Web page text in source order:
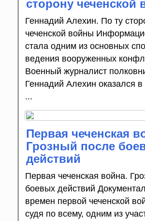
сторону чеченской
Геннадий Алехин. По ту
чеченской войны
стала одним из основных
ведения вооруженных
Военный журналист
Геннадий Алехин оказался
...
Первая чеченская
Грозный после
действий
Первая чеченская война.
боевых действий
времен первой чеченской
судя по всему, одним из